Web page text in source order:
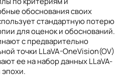
обоснования своих
стандартную потерю
для оценок и обоснований.
с предварительно
точки LLaVA-OneVision(OV)
ее на набор данных LLaVA-